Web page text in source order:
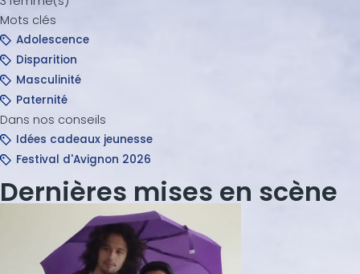
Mots clés
Adolescence
Disparition
Masculinité
Paternité
Dans nos conseils
Idées cadeaux jeunesse
Festival d'Avignon 2026
Dernières mises en scène